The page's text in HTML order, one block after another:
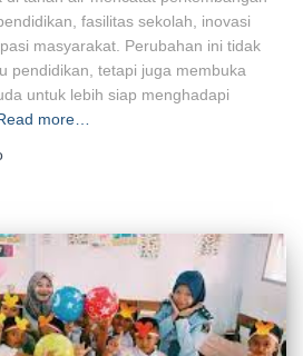
fasilitas sekolah, inovasi
masyarakat. Perubahan ini tidak
pendidikan, tetapi juga membuka
untuk lebih siap menghadapi
more…